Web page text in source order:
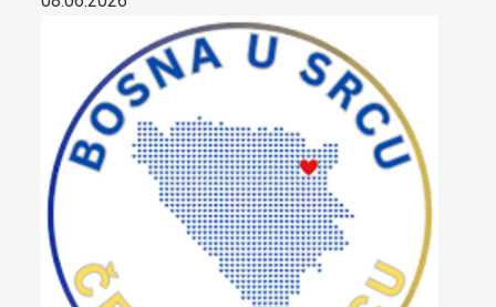
pravne, geodetske i inspekcijske poslove
Služba Civilne zaštite, društvenih djelatnosti, opće uprave i
boračkih pitanja
Strateški dokumenti
Statut općine Čelić
Službeni glasnici općine Čelić